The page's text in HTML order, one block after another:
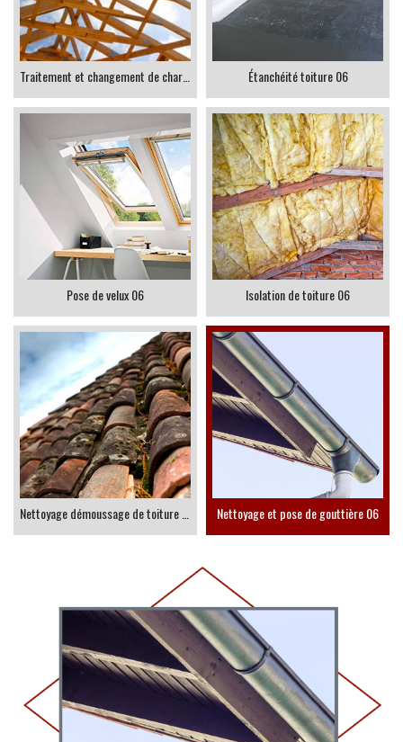
Étanchéité toiture 06
Pose de velux 06 Isolation de toiture 06
Nettoyage démoussage de toiture 06 Nettoyage et pose de gouttière 06